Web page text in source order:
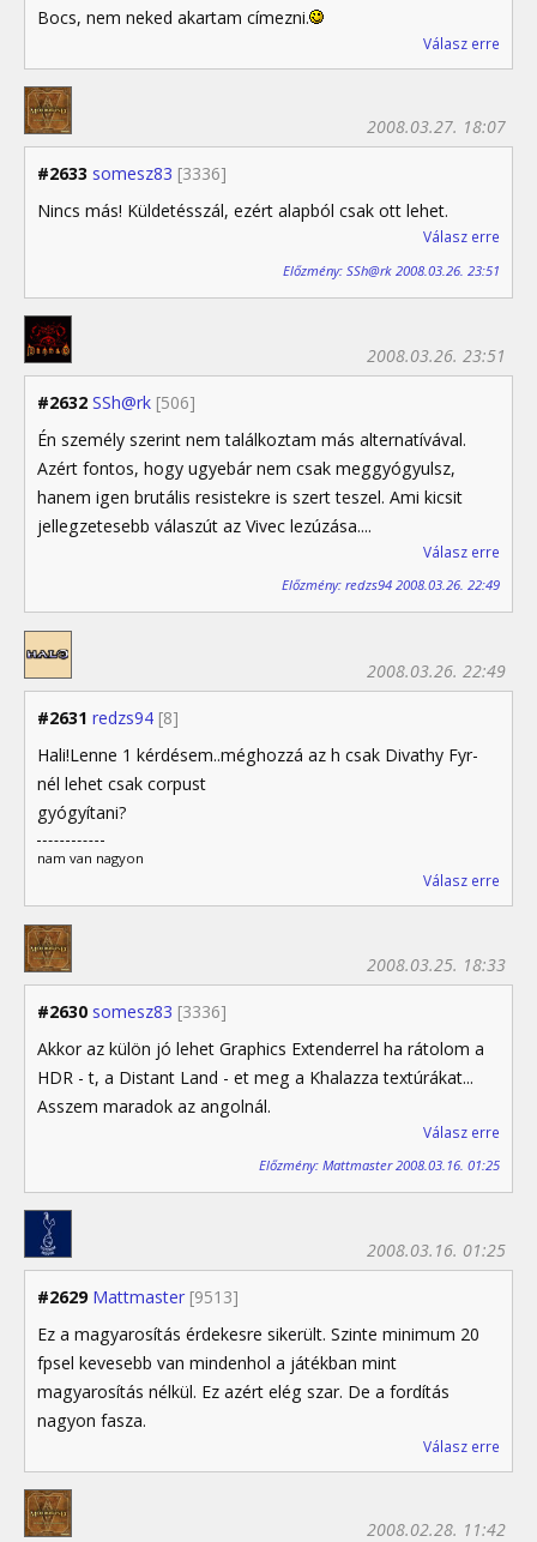
Bocs, nem neked akartam címezni.
Válasz erre
#2633 somesz83 [3336]
2008.03.27. 18:07
Nincs más! Küldetésszál, ezért alapból csak ott lehet.
Válasz erre
Előzmény: SSh@rk 2008.03.26. 23:51
#2632 SSh@rk [506]
2008.03.26. 23:51
Én személy szerint nem találkoztam más alternatívával.
Azért fontos, hogy ugyebár nem csak meggyógyulsz,
hanem igen brutális resistekre is szert teszel. Ami kicsit
jellegzetesebb válaszút az Vivec lezúzása....
Válasz erre
Előzmény: redzs94 2008.03.26. 22:49
#2631 redzs94 [8]
2008.03.26. 22:49
Hali!Lenne 1 kérdésem..méghozzá az h csak Divathy Fyr-
nél lehet csak corpust
gyógyítani?
nam van nagyon
Válasz erre
#2630 somesz83 [3336]
2008.03.25. 18:33
Akkor az külön jó lehet Graphics Extenderrel ha rátolom a
HDR - t, a Distant Land - et meg a Khalazza textúrákat...
Asszem maradok az angolnál.
Válasz erre
Előzmény: Mattmaster 2008.03.16. 01:25
#2629 Mattmaster [9513]
2008.03.16. 01:25
Ez a magyarosítás érdekesre sikerült. Szinte minimum 20
fpsel kevesebb van mindenhol a játékban mint
magyarosítás nélkül. Ez azért elég szar. De a fordítás
nagyon fasza.
Válasz erre
2008.02.28. 11:42